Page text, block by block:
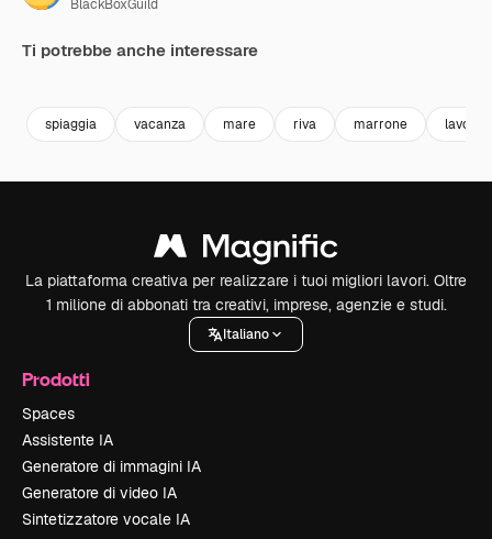
BlackBoxGuild
Ti potrebbe anche interessare
spiaggia vacanza mare riva marrone lavoro
La piattaforma creativa per realizzare i tuoi migliori lavori. Oltre
1 milione di abbonati tra creativi, imprese, agenzie e studi.
Italiano
Prodotti
Spaces
Assistente IA
Generatore di immagini IA
Generatore di video IA
Sintetizzatore vocale IA